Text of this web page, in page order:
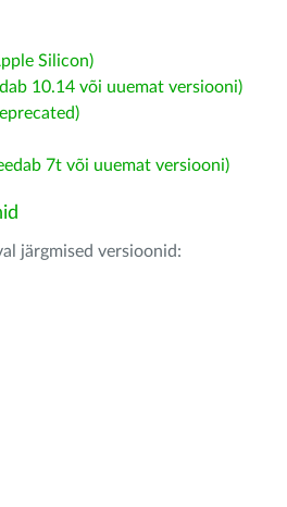
Silicon)
10.14 või uuemat versiooni)
7t või uuemat versiooni)
järgmised versioonid: